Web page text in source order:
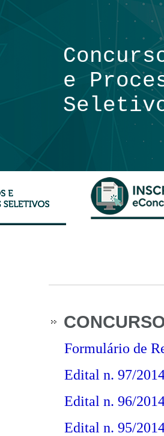
e
Formulário de
Edital n. 97/
Edital n. 96/
Edital n. 95/